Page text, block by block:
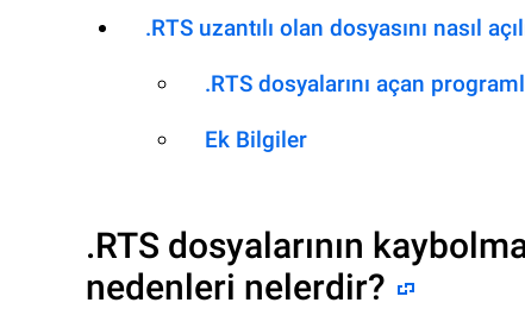
.RTS uzantılı olan dosyasını nasıl
.RTS dosyalarını açan
Ek Bilgiler
.RTS dosyalarının
nedenleri nelerdir?